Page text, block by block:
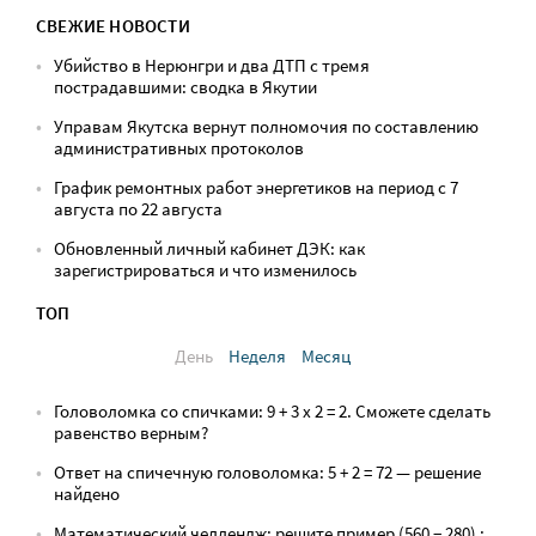
СВЕЖИЕ НОВОСТИ
Убийство в Нерюнгри и два ДТП с тремя
пострадавшими: сводка в Якутии
Управам Якутска вернут полномочия по составлению
административных протоколов
График ремонтных работ энергетиков на период с 7
августа по 22 августа
Обновленный личный кабинет ДЭК: как
зарегистрироваться и что изменилось
ТОП
День
Неделя Месяц
Головоломка со спичками: 9 + 3 х 2 = 2. Сможете сделать
равенство верным?
Ответ на спичечную головоломка: 5 + 2 = 72 — решение
найдено